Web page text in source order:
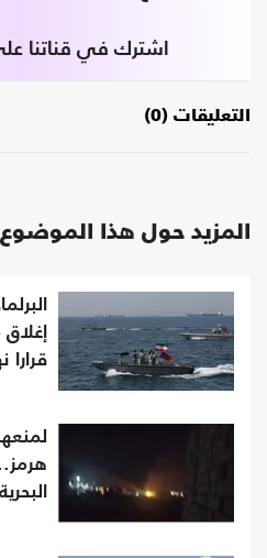
اشترك في قناتنا
التعليقات (0)
المزيد حول هذا الموضوع
قرارا